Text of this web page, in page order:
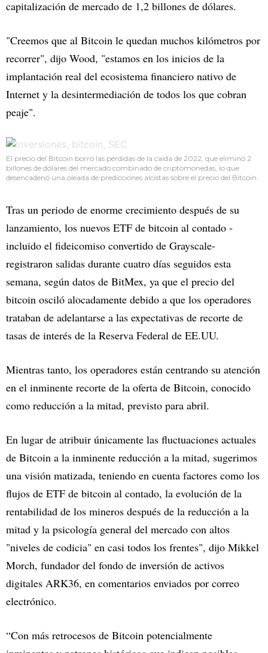
capitalización de mercado de 1,2 billones de dólares.
"Creemos que al Bitcoin le quedan muchos kilómetros por
recorrer", dijo Wood, "estamos en los inicios de la
implantación real del ecosistema financiero nativo de
Internet y la desintermediación de todos los que cobran
peaje".
El precio del Bitcoin borró las pérdidas de la caída de 2022, que eliminó 2
billones de dólares del mercado combinado de criptomonedas, lo que
desencadenó una oleada de predicciones alcistas sobre el precio del Bitcoin.
Tras un periodo de enorme crecimiento después de su
lanzamiento, los nuevos ETF de bitcoin al contado -
incluido el fideicomiso convertido de Grayscale-
registraron salidas durante cuatro días seguidos esta
semana, según datos de BitMex, ya que el precio del
bitcoin osciló alocadamente debido a que los operadores
trataban de adelantarse a las expectativas de recorte de
tasas de interés de la Reserva Federal de EE.UU.
Mientras tanto, los operadores están centrando su atención
en el inminente recorte de la oferta de Bitcoin, conocido
como reducción a la mitad, previsto para abril.
En lugar de atribuir únicamente las fluctuaciones actuales
de Bitcoin a la inminente reducción a la mitad, sugerimos
una visión matizada, teniendo en cuenta factores como los
flujos de ETF de bitcoin al contado, la evolución de la
rentabilidad de los mineros después de la reducción a la
mitad y la psicología general del mercado con altos
"niveles de codicia" en casi todos los frentes", dijo Mikkel
Morch, fundador del fondo de inversión de activos
digitales ARK36, en comentarios enviados por correo
electrónico.
“Con más retrocesos de Bitcoin potencialmente